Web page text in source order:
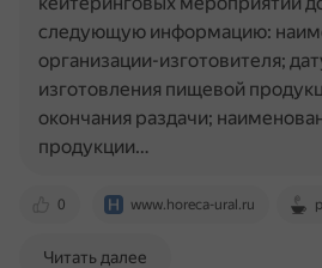
0 www.horeca-ural.ru
следующую информацию:
организации-изготовителя;
изготовления пищевой
окончания раздачи;
продукции…
Читать далее